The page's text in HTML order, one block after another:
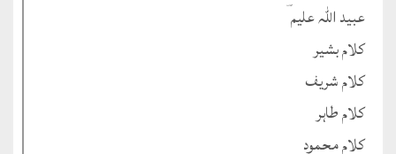
عبید اللہ علیم ؔ
کلام بشیر
کلام شریف
کلام طاہر
کلام محمود